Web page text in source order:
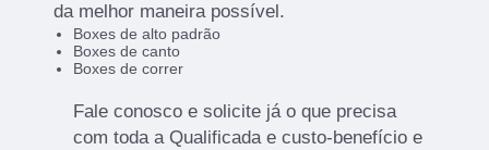
da melhor maneira possível.
Boxes de alto padrão
Boxes de canto
Boxes de correr
Fale conosco e solicite já o que precisa
com toda a Qualificada e custo-benefício e